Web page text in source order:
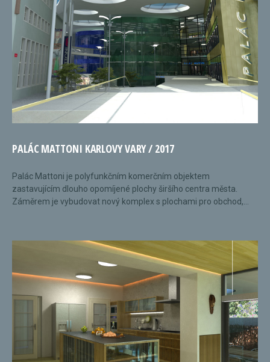
PALÁC MATTONI KARLOVY VARY / 2017
Palác Mattoni je polyfunkčním komerčním objektem
zastavujícím dlouho opomíjené plochy širšího centra města.
Záměrem je vybudovat nový komplex s plochami pro obchod,...